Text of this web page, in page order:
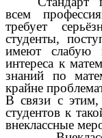
всем
требует
студенты,
имеют слабую
интереса к
знаний по
крайне
В связи с этим,
студентов к
внеклассные